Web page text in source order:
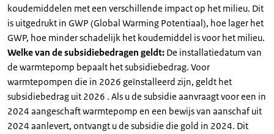
koudemiddelen met een verschillende impact op het milieu. Dit
is uitgedrukt in GWP (Global Warming Potentiaal), hoe lager het
GWP, hoe minder schadelijk het koudemiddel is voor het milieu.
Welke van de subsidiebedragen geldt: De installatiedatum van
de warmtepomp bepaalt het subsidiebedrag. Voor
warmtepompen die in 2026 geïnstalleerd zijn, geldt het
subsidiebedrag uit 2026 . Als u de subsidie aanvraagt voor een in
2024 aangeschaft warmtepomp en een bewijs van aanschaf uit
2024 aanlevert, ontvangt u de subsidie die gold in 2024. Dit